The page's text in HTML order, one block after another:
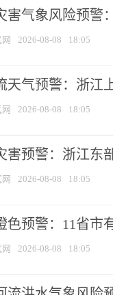
害气象风险预警
2026-08-08 18:05
天气预警：浙江
2026-08-08 18:05
害预警：浙江东
2026-08-08 18:05
色预警：11省市
2026-08-08 18:05